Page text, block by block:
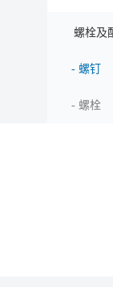
螺栓及
- 螺钉
- 螺栓